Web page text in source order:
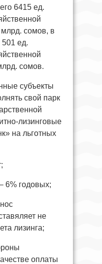
6415 ед.
сомов, в
501 ед.
сомов.
субъекты
свой парк
лизинговые
на льготных
6% годовых;
не
лизинга;
оплаты